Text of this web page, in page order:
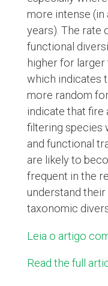
more intense (in
years). The rate
functional
higher for
which indicates
more random
indicate that fire
filtering species
and functional
are likely to
frequent in the
understand their
taxonomic
Leia o artigo
Read the full